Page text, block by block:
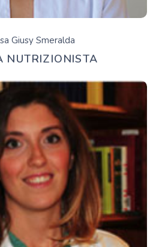
Giusy Smeralda
NUTRIZIONISTA